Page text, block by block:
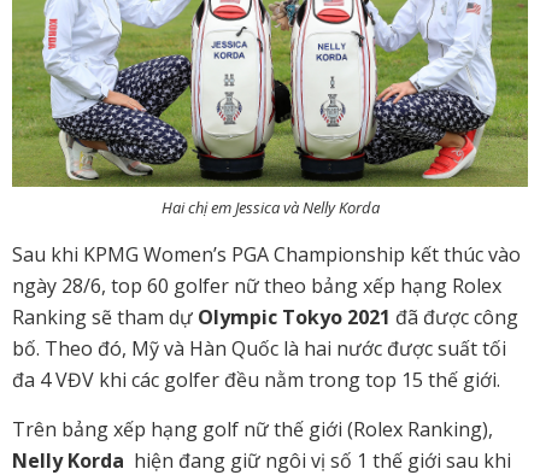
Hai chị em Jessica và Nelly Korda
Sau khi KPMG Women’s PGA Championship kết thúc vào
ngày 28/6, top 60 golfer nữ theo bảng xếp hạng Rolex
Ranking sẽ tham dự Olympic Tokyo 2021 đã được công
bố. Theo đó, Mỹ và Hàn Quốc là hai nước được suất tối
đa 4 VĐV khi các golfer đều nằm trong top 15 thế giới.
Trên bảng xếp hạng golf nữ thế giới (Rolex Ranking),
Nelly Korda hiện đang giữ ngôi vị số 1 thế giới sau khi